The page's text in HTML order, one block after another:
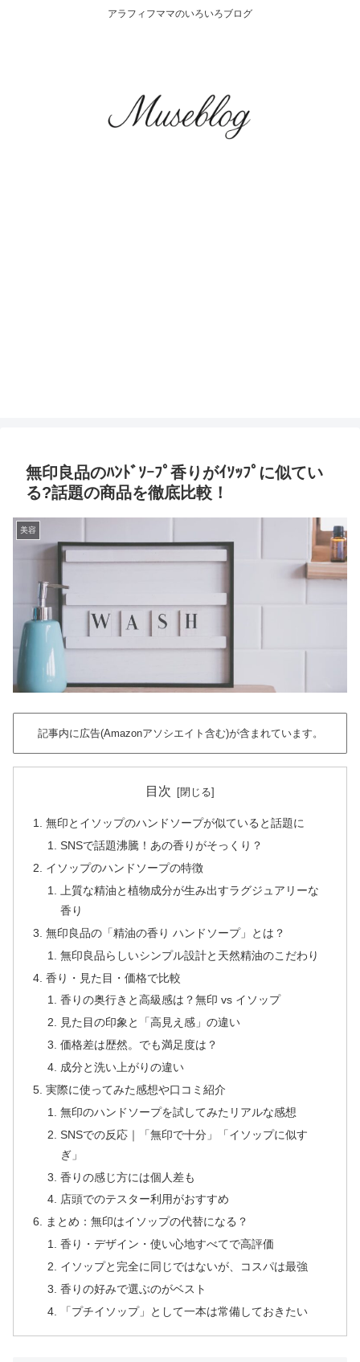
アラフィフママのいろいろブログ
無印良品のﾊﾝﾄﾞｿｰﾌﾟ香りがｲｿｯﾌﾟに似てい
る?話題の商品を徹底比較！
美容
記事内に広告(Amazonアソシエイト含む)が含まれています。
目次
無印とイソップのハンドソープが似ていると話題に
SNSで話題沸騰！あの香りがそっくり？
イソップのハンドソープの特徴
上質な精油と植物成分が生み出すラグジュアリーな
香り
無印良品の「精油の香り ハンドソープ」とは？
無印良品らしいシンプル設計と天然精油のこだわり
香り・見た目・価格で比較
香りの奥行きと高級感は？無印 vs イソップ
見た目の印象と「高見え感」の違い
価格差は歴然。でも満足度は？
成分と洗い上がりの違い
実際に使ってみた感想や口コミ紹介
無印のハンドソープを試してみたリアルな感想
SNSでの反応｜「無印で十分」「イソップに似す
ぎ」
香りの感じ方には個人差も
店頭でのテスター利用がおすすめ
まとめ：無印はイソップの代替になる？
香り・デザイン・使い心地すべてで高評価
イソップと完全に同じではないが、コスパは最強
香りの好みで選ぶのがベスト
「プチイソップ」として一本は常備しておきたい